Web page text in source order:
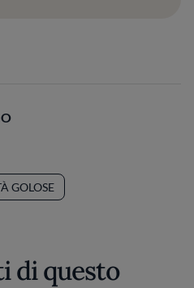
GOLOSE
di questo